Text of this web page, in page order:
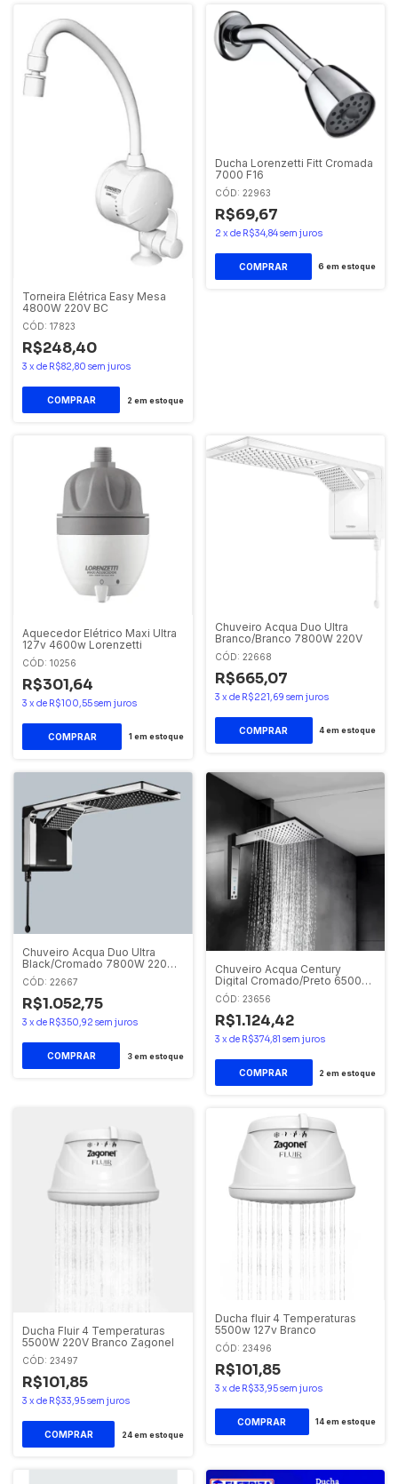
Torneira Elétrica Easy Mesa
4800W 220V BC
CÓD: 17823
R$248,40
3 x de R$82,80 sem juros
2 em estoque
Ducha Lorenzetti Fitt Cromada
7000 F16
CÓD: 22963
R$69,67
2 x de R$34,84sem juros
6 em estoque
Aquecedor Elétrico Maxi Ultra
127v 4600w Lorenzetti
CÓD: 10256
R$301,64
3 x de R$100,55sem juros
1 em estoque
Chuveiro Acqua Duo Ultra
Branco/Branco 7800W 220V
CÓD: 22668
R$665,07
3 x de R$221,69 sem juros
4em estoque
Chuveiro Acqua Duo Ultra
Black/Cromado 7800W 220V
Lorenzetti
CÓD: 22667
R$1.052,75
3 x de R$350,92 sem juros
3em estoque
Chuveiro Acqua Century
Digital Cromado/Preto 6500w
220v
CÓD: 23656
R$1.124,42
3 x de R$374,81 sem juros
2 em estoque
Ducha Fluir 4 Temperaturas
5500W 220V Branco Zagonel
CÓD: 23497
R$101,85
3 x de R$33,95sem juros
24em estoque
Ducha fluir 4 Temperaturas
5500w 127v Branco
CÓD: 23496
R$101,85
3 x de R$33,95sem juros
14em estoque